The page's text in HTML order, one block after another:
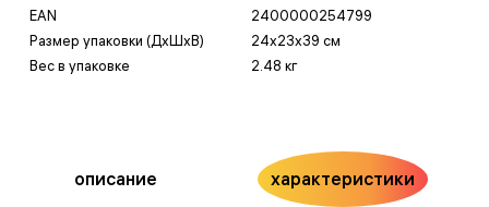
EAN
2400000254799
Размер упаковки (ДxШxВ)
24x23x39 см
Вес в упаковке
2.48 кг
описание характеристики